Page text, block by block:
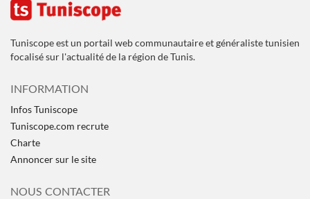
Tuniscope est un portail web communautaire et généraliste tunisien
focalisé sur l'actualité de la région de Tunis.
INFORMATION
Infos Tuniscope
Tuniscope.com recrute
Charte
Annoncer sur le site
NOUS CONTACTER